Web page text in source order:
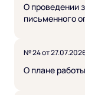
О проведении
письменного
№ 24 от
О плане